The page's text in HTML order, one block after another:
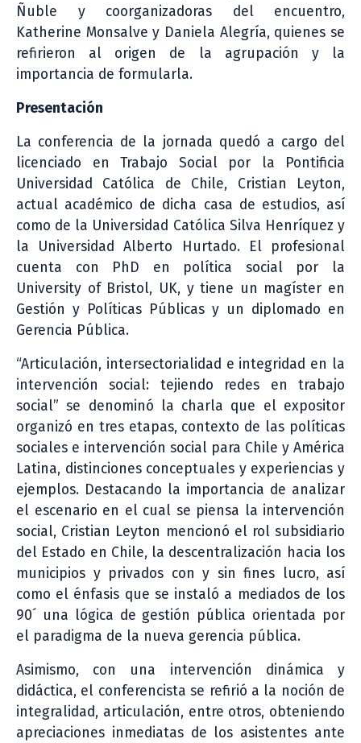
Ñuble y coorganizadoras del encuentro,
Katherine Monsalve y Daniela Alegría, quienes se
refirieron al origen de la agrupación y la
importancia de formularla.
Presentación
La conferencia de la jornada quedó a cargo del
licenciado en Trabajo Social por la Pontificia
Universidad Católica de Chile, Cristian Leyton,
actual académico de dicha casa de estudios, así
como de la Universidad Católica Silva Henríquez y
la Universidad Alberto Hurtado. El profesional
cuenta con PhD en política social por la
University of Bristol, UK, y tiene un magíster en
Gestión y Políticas Públicas y un diplomado en
Gerencia Pública.
“Articulación, intersectorialidad e integridad en la
intervención social: tejiendo redes en trabajo
social” se denominó la charla que el expositor
organizó en tres etapas, contexto de las políticas
sociales e intervención social para Chile y América
Latina, distinciones conceptuales y experiencias y
ejemplos. Destacando la importancia de analizar
el escenario en el cual se piensa la intervención
social, Cristian Leyton mencionó el rol subsidiario
del Estado en Chile, la descentralización hacia los
municipios y privados con y sin fines lucro, así
como el énfasis que se instaló a mediados de los
90´ una lógica de gestión pública orientada por
el paradigma de la nueva gerencia pública.
Asimismo, con una intervención dinámica y
didáctica, el conferencista se refirió a la noción de
integralidad, articulación, entre otros, obteniendo
apreciaciones inmediatas de los asistentes ante